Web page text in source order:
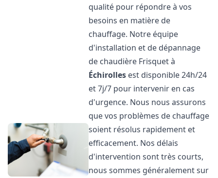
qualité pour répondre à vos
besoins en matière de
chauffage. Notre équipe
d'installation et de dépannage
de chaudière Frisquet à
Échirolles est disponible 24h/24
et 7j/7 pour intervenir en cas
d'urgence. Nous nous assurons
que vos problèmes de chauffage
soient résolus rapidement et
efficacement. Nos délais
d'intervention sont très courts,
nous sommes généralement sur